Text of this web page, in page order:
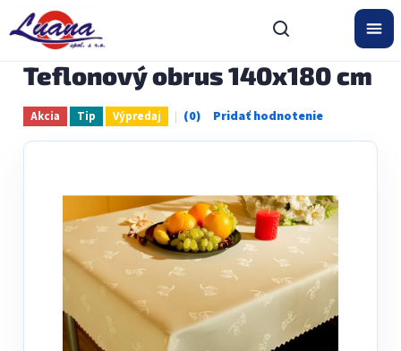
obsah
Teflonový obrus 140x180 cm
Akcia Tip Výpredaj
Priemerné
hodnotenie
z
5
hviezdičiek.